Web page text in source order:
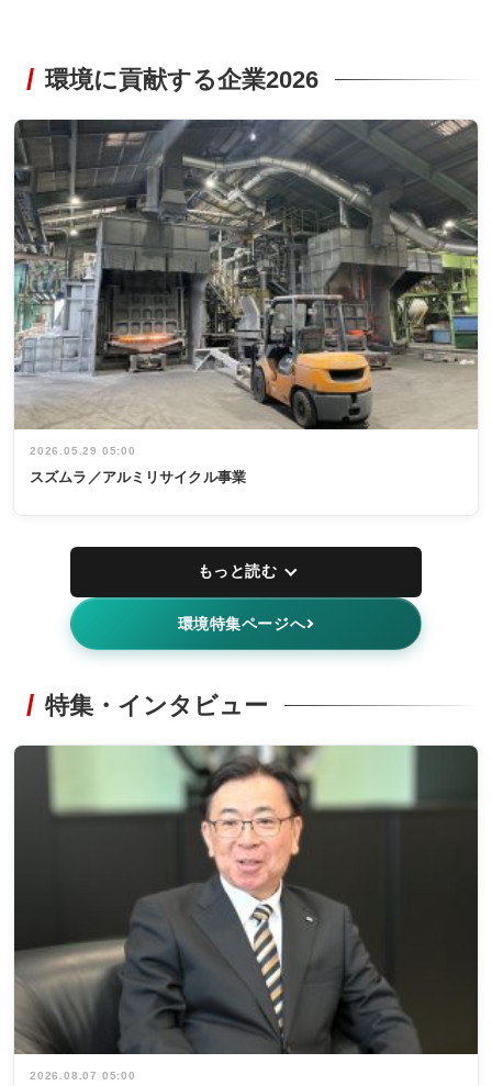
環境に貢献する企業2026
2026.05.29 05:00
スズムラ／アルミリサイクル事業
もっと読む
環境特集ページへ
特集・インタビュー
2026.08.07 05:00